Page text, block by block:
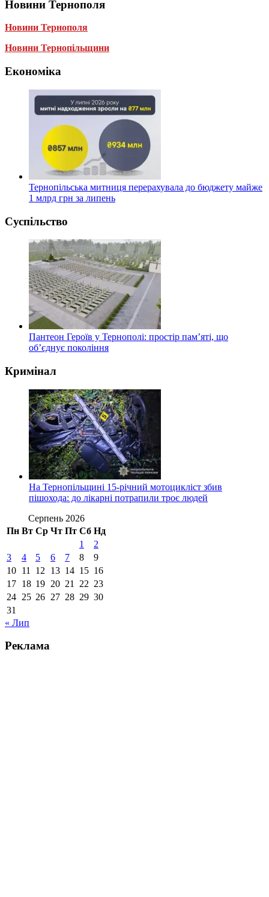
Новини Тернополя
Новини Тернополя
Новини Тернопільщини
Економіка
Тернопільська митниця перерахувала до бюджету майже
1 млрд грн за липень
Суспільство
Пантеон Героїв у Тернополі: простір пам’яті, що
об’єднує покоління
Кримінал
На Тернопільщині 15-річний мотоцикліст збив
пішохода: до лікарні потрапили троє людей
Серпень 2026
Пн Вт Ср Чт Пт Сб Нд
1
2
3
4 5 6 7 8
9
10 11 12 13 14 15 16
17 18 19 20 21 22 23
24 25 26 27 28 29 30
31
« Лип
Реклама